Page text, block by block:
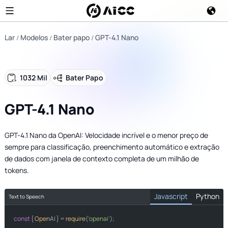
Lar Modelos Bater papo GPT-4.1 Nano
1032 Mil Bater Papo
GPT-4.1 Nano
GPT-4.1 Nano da OpenAI: Velocidade incrível e o menor preço de
sempre para classificação, preenchimento automático e extração
de dados com janela de contexto completa de um milhão de
tokens.
Text to Speech Javascript Python
const { OpenAI } = require('openai');
import